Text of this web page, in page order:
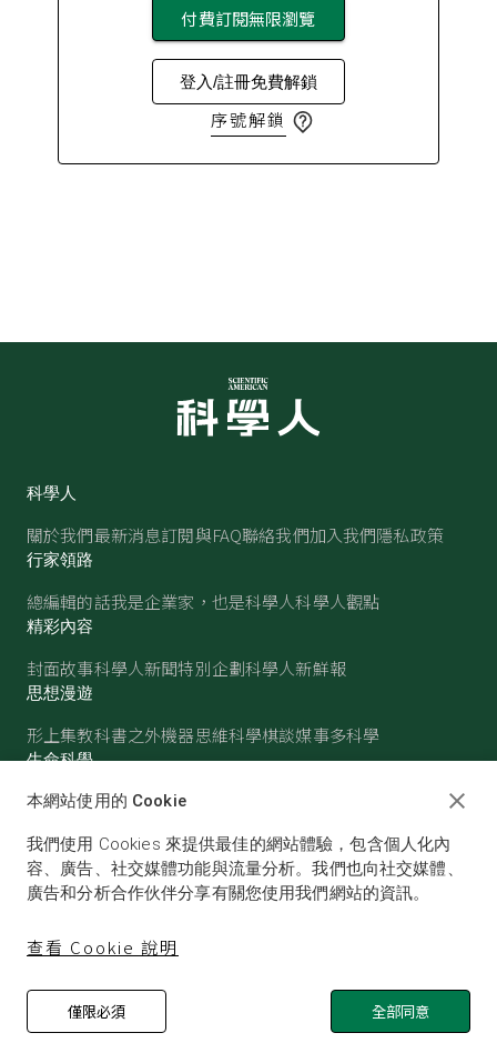
付費訂閱無限瀏覽
登入/註冊免費解鎖
序號解鎖
科學人
關於我們最新消息訂閱與FAQ聯絡我們加入我們隱私政策
行家領路
總編輯的話我是企業家，也是科學人科學人觀點
精彩內容
封面故事科學人新聞特別企劃科學人新鮮報
思想漫遊
形上集教科書之外機器思維科學棋談媒事多科學
生命科學
醫學古生物心理學生態學
物理 化學地球科學天文
© SCIENTIFIC AMERICAN, A DIVISION OF NATURE
AMERICA, INC.ALL RIGHTS RESERVED.
本網站使用的 Cookie
我們使用 Cookies 來提供最佳的網站體驗，包含個人化內
容、廣告、社交媒體功能與流量分析。我們也向社交媒體、
廣告和分析合作伙伴分享有關您使用我們網站的資訊。
查看 Cookie 說明
僅限必須 全部同意